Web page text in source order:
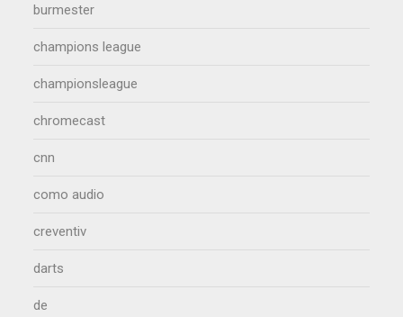
burmester
champions league
championsleague
chromecast
cnn
como audio
creventiv
darts
de